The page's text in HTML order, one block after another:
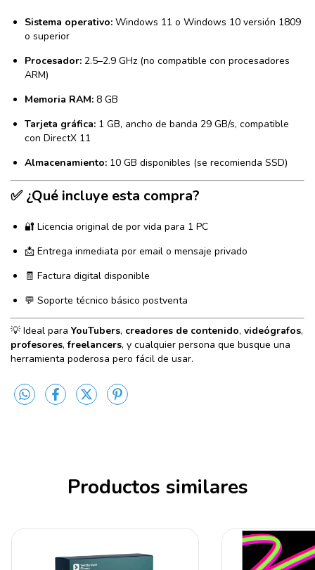
Sistema operativo: Windows 11 o Windows 10 versión 1809
o superior
Procesador: 2.5–2.9 GHz (no compatible con procesadores
ARM)
Memoria RAM: 8 GB
Tarjeta gráfica: 1 GB, ancho de banda 29 GB/s, compatible
con DirectX 11
Almacenamiento: 10 GB disponibles (se recomienda SSD)
✅ ¿Qué incluye esta compra?
🔐 Licencia original de por vida para 1 PC
📩 Entrega inmediata por email o mensaje privado
🧾 Factura digital disponible
💬 Soporte técnico básico postventa
💡 Ideal para YouTubers, creadores de contenido, videógrafos,
profesores,freelancers, y cualquier persona que busque una
herramienta poderosa pero fácil de usar.
Productos similares